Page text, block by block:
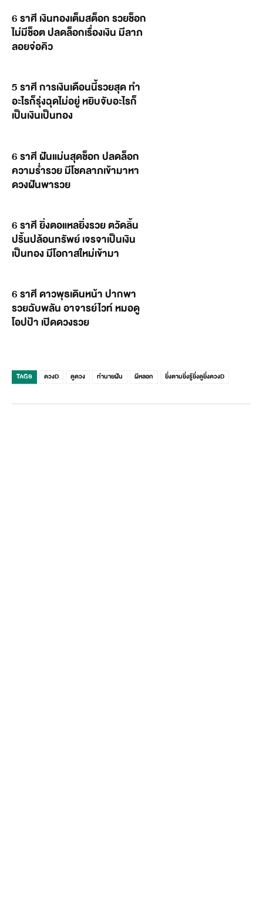
6 ราศี เงินทองเต็มสต็อก รวยช็อก
ไม่มีช็อต ปลดล็อกเรื่องเงิน มีลาภ
ลอยจ่อคิว
5 ราศี การเงินเดือนนี้รวยสุด ทำ
อะไรก็รุ่งฉุดไม่อยู่ หยิบจับอะไรก็
เป็นเงินเป็นทอง
6 ราศี ฝันแม่นสุดช็อก ปลดล็อก
ความร่ำรวย มีโชคลาภเข้ามาหา
ดวงฝันพารวย
6 ราศี ยิ่งตอแหลยิ่งรวย ตวัดลิ้น
ปริ้นปล้อนทรัพย์ เจรจาเป็นเงิน
เป็นทอง มีโอกาสใหม่เข้ามา
6 ราศี ดาวพุธเดินหน้า ปากพา
รวยฉับพลัน อาจารย์ไวท์ หมอดู
โอปป้า เปิดดวงรวย
TAGS ดวงD ดูดวง ทำนายฝัน ผีหลอก ยิ่งตามยิ่งรู้ยิ่งดูยิ่งดวงD